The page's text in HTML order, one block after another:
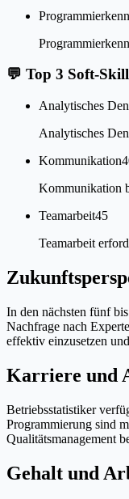
💬 Top 3 Soft-
Analytisches
Analytisches
Kommunikation
Kommunikation
Teamarbeit45
Teamarbeit
In den nächsten fünf
Nachfrage nach
effektiv einzusetzen
Karriere und
Betriebsstatistiker
Programmierung sind
Qualitätsmanagement
Gehalt und